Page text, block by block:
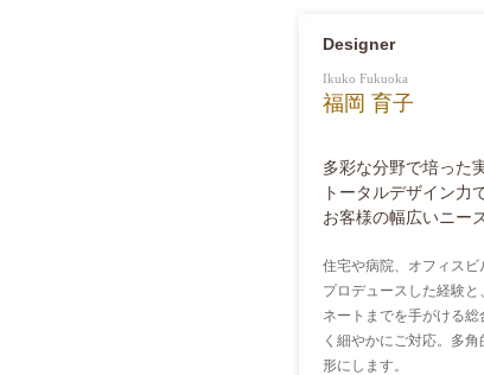
Designer
Ikuko Fukuoka
福岡 育子
多彩な分野で培った
トータルデザイン力
お客様の幅広いニー
住宅や病院、オフィス
プロデュースした経験
ネートまでを手がける
く細やかにご対応。多
形にします。